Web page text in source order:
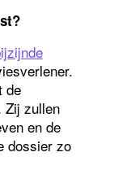
de
Zij zullen
en de
dossier zo